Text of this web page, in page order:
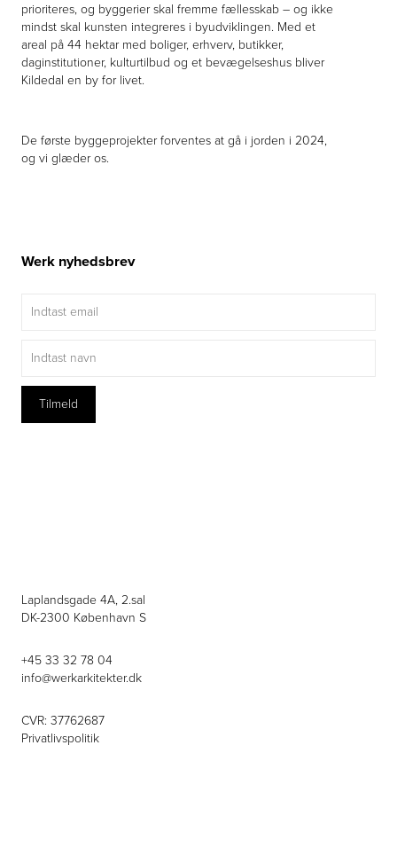
prioriteres, og byggerier skal fremme fællesskab – og ikke
mindst skal kunsten integreres i byudviklingen. Med et
areal på 44 hektar med boliger, erhverv, butikker,
daginstitutioner, kulturtilbud og et bevægelseshus bliver
Kildedal en by for livet.
De første byggeprojekter forventes at gå i jorden i 2024,
og vi glæder os.
Werk nyhedsbrev
Laplandsgade 4A, 2.sal
DK-2300 København S
+45 33 32 78 04
info@werkarkitekter.dk
CVR: 37762687
Privatlivspolitik